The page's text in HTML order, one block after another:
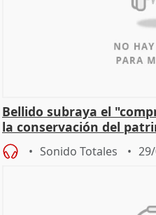
Bellido subraya el
la conservación del
Sonido Totales